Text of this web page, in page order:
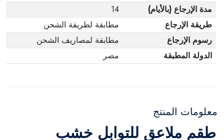
مدة الإرجاع (بالأيام)
14
طريقة الإرجاع
مطابقة لطريقة الشحن
رسوم الإرجاع
مطابقة لمصاريف الشحن
الدولة المطبقة
مصر
معلومات المنتج
طقم ملاعق للتوابل خشب